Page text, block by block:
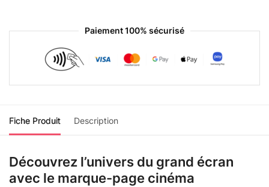
Paiement 100% sécurisé
Fiche Produit Description
Découvrez l’univers du grand écran
avec le marque-page cinéma